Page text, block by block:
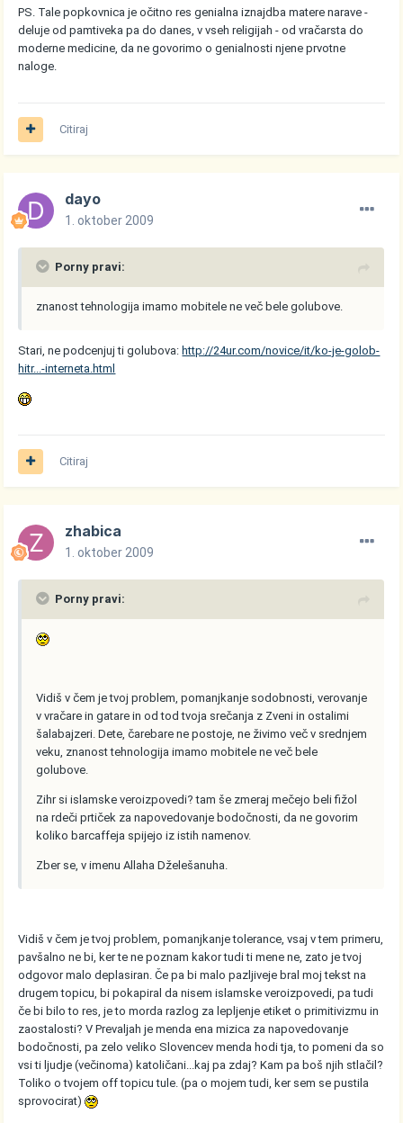
PS. Tale popkovnica je očitno res genialna iznajdba matere narave -
deluje od pamtiveka pa do danes, v vseh religijah - od vračarsta do
moderne medicine, da ne govorimo o genialnosti njene prvotne
naloge.
Citiraj
dayo
1. oktober 2009
Porny pravi:
znanost tehnologija imamo mobitele ne več bele golubove.
Stari, ne podcenjuj ti golubova: http://24ur.com/novice/it/ko-je-golob-
hitr...-interneta.html
Citiraj
zhabica
1. oktober 2009
Porny pravi:
Vidiš v čem je tvoj problem, pomanjkanje sodobnosti, verovanje
v vračare in gatare in od tod tvoja srečanja z Zveni in ostalimi
šalabajzeri. Dete, čarebare ne postoje, ne živimo več v srednjem
veku, znanost tehnologija imamo mobitele ne več bele
golubove.
Zihr si islamske veroizpovedi? tam še zmeraj mečejo beli fižol
na rdeči prtiček za napovedovanje bodočnosti, da ne govorim
koliko barcaffeja spijejo iz istih namenov.
Zber se, v imenu Allaha Dželešanuha.
Vidiš v čem je tvoj problem, pomanjkanje tolerance, vsaj v tem primeru,
pavšalno ne bi, ker te ne poznam kakor tudi ti mene ne, zato je tvoj
odgovor malo deplasiran. Če pa bi malo pazljiveje bral moj tekst na
drugem topicu, bi pokapiral da nisem islamske veroizpovedi, pa tudi
če bi bilo to res, je to morda razlog za lepljenje etiket o primitivizmu in
zaostalosti? V Prevaljah je menda ena mizica za napovedovanje
bodočnosti, pa zelo veliko Slovencev menda hodi tja, to pomeni da so
vsi ti ljudje (večinoma) katoličani...kaj pa zdaj? Kam pa boš njih stlačil?
Toliko o tvojem off topicu tule. (pa o mojem tudi, ker sem se pustila
sprovocirat)